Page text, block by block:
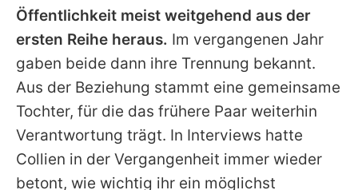
Öffentlichkeit meist weitgehend aus der
ersten Reihe heraus. Im vergangenen Jahr
gaben beide dann ihre Trennung bekannt.
Aus der Beziehung stammt eine gemeinsame
Tochter, für die das frühere Paar weiterhin
Verantwortung trägt. In Interviews hatte
Collien in der Vergangenheit immer wieder
betont, wie wichtig ihr ein möglichst